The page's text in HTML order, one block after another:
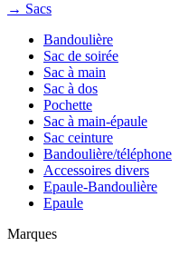
→ Sacs
Bandoulière
Sac de soirée
Sac à main
Sac à dos
Pochette
Sac à main-épaule
Sac ceinture
Bandoulière/téléphone
Accessoires divers
Epaule-Bandoulière
Epaule
Marques